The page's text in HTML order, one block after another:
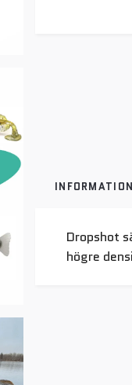
INFORMATION
Dropshot
högre